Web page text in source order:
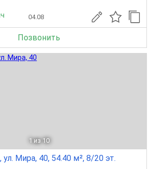
04.08
Позвонить
1 из 10
Мира, 40, 54.40 м², 8/20 эт.